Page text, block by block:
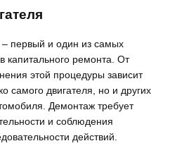
– первый и один из самых
капитального ремонта. От
этой процедуры зависит
самого двигателя, но и других
Демонтаж требует
и соблюдения
действий.